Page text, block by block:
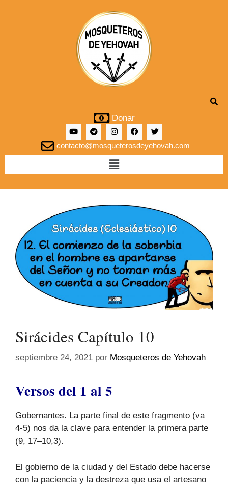
Donar
contacto@mosqueterosdeyehovah.com
Sirácides Capítulo 10
septiembre 24, 2021 por Mosqueteros de Yehovah
Versos del 1 al 5
Gobernantes. La parte final de este fragmento (va
4-5) nos da la clave para entender la primera parte
(9, 17–10,3).
El gobierno de la ciudad y del Estado debe hacerse
con la paciencia y la destreza que usa el artesano